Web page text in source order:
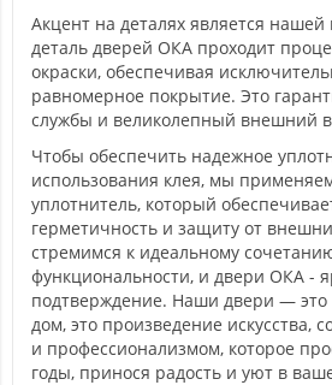
Акцент на деталях является
деталь дверей ОКА проходит
окраски, обеспечивая
равномерное покрытие. Это
службы и великолепный внешний
Чтобы обеспечить надежное
использования клея, мы
уплотнитель, который
герметичность и защиту от
стремимся к идеальному
функциональности, и двери ОКА -
подтверждение. Наши двери — это
дом, это произведение искусства,
и профессионализмом, которое
годы, принося радость и уют в